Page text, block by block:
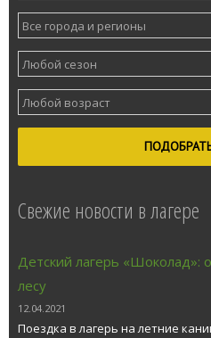
Свежие новости в лагере
Детский лагерь «Шоколад»:
лесу
12.04.2021
Поездка в лагерь на летние